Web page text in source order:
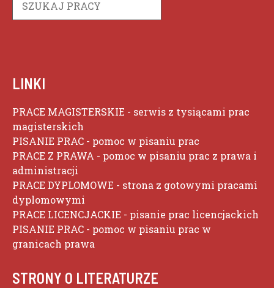
LINKI
PRACE MAGISTERSKIE - serwis z tysiącami prac
magisterskich
PISANIE PRAC - pomoc w pisaniu prac
PRACE Z PRAWA - pomoc w pisaniu prac z prawa i
administracji
PRACE DYPLOMOWE - strona z gotowymi pracami
dyplomowymi
PRACE LICENCJACKIE - pisanie prac licencjackich
PISANIE PRAC - pomoc w pisaniu prac w
granicach prawa
STRONY O LITERATURZE